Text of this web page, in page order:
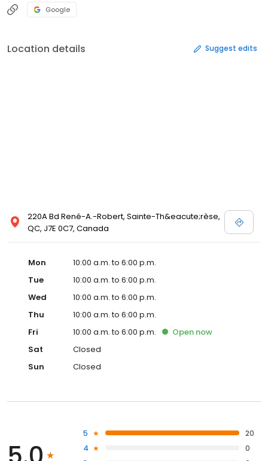
Google
Location details Suggest edits
220A Bd René-A.-Robert, Sainte-Th&eacute;rèse,
QC, J7E 0C7, Canada
Mon
10:00 a.m. to 6:00 p.m.
Tue
10:00 a.m. to 6:00 p.m.
Wed
10:00 a.m. to 6:00 p.m.
Thu
10:00 a.m. to 6:00 p.m.
Fri
10:00 a.m. to 6:00 p.m. Open now
Sat
Closed
Sun
Closed
5
20
4
0